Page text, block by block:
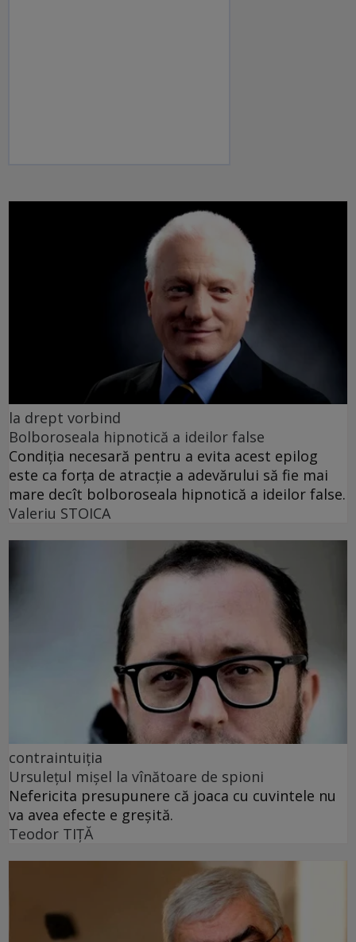
la drept vorbind
Bolboroseala hipnotică a ideilor false
Condiția necesară pentru a evita acest epilog
este ca forța de atracție a adevărului să fie mai
mare decît bolboroseala hipnotică a ideilor false.
Valeriu STOICA
contraintuiția
Ursulețul mișel la vînătoare de spioni
Nefericita presupunere că joaca cu cuvintele nu
va avea efecte e greșită.
Teodor TIŢĂ